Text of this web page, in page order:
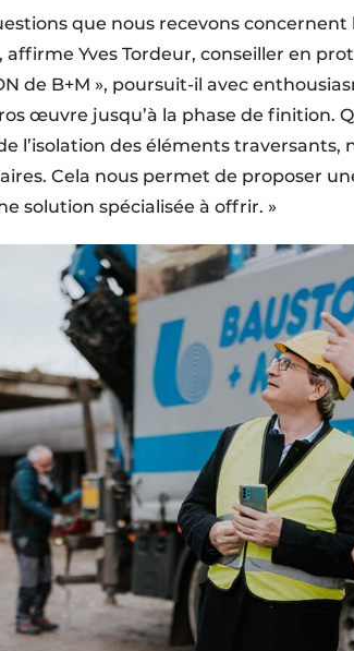
que nous recevons
affirme Yves Tordeur, conseiller en
de B+M », poursuit-il avec
œuvre jusqu’à la phase de finition.
l’isolation des éléments traversants,
Cela nous permet de proposer
solution spécialisée à offrir. »